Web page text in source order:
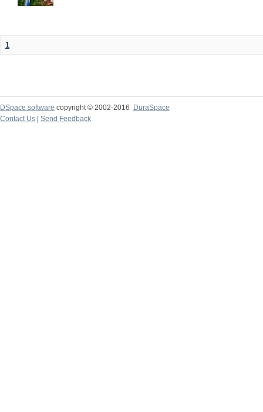
1
DSpace software copyright © 2002-2016
DuraSpace
Contact Us
Send Feedback